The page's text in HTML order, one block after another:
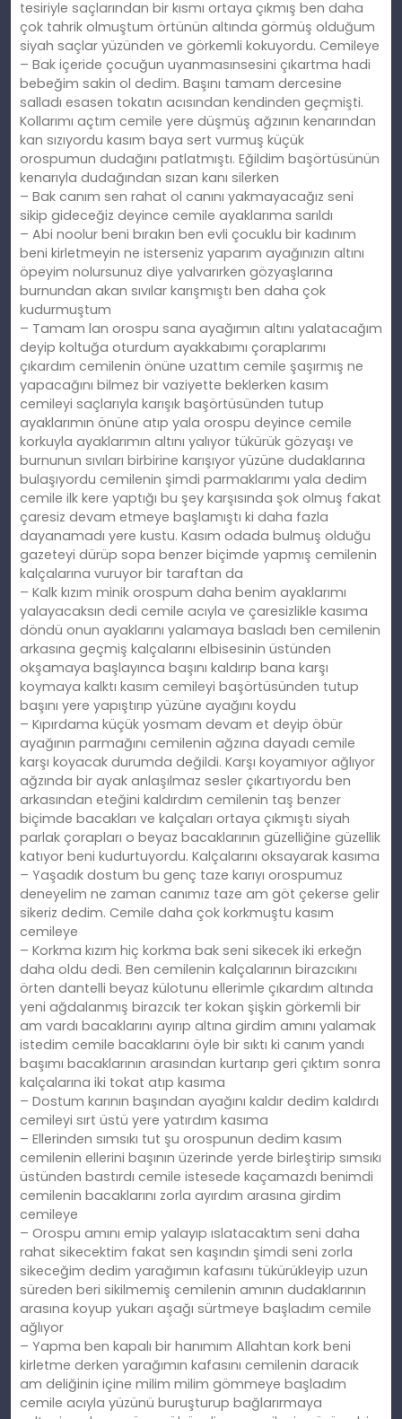
tesiriyle saçlarından bir kısmı ortaya çıkmış ben daha
çok tahrik olmuştum örtünün altında görmüş olduğum
siyah saçlar yüzünden ve görkemli kokuyordu. Cemileye
– Bak içeride çocuğun uyanmasınsesini çıkartma hadi
bebeğim sakin ol dedim. Başını tamam dercesine
salladı esasen tokatın acısından kendinden geçmişti.
Kollarımı açtım cemile yere düşmüş ağzının kenarından
kan sızıyordu kasım baya sert vurmuş küçük
orospumun dudağını patlatmıştı. Eğildim başörtüsünün
kenarıyla dudağından sızan kanı silerken
– Bak canım sen rahat ol canını yakmayacağız seni
sikip gideceğiz deyince cemile ayaklarıma sarıldı
– Abi noolur beni bırakın ben evli çocuklu bir kadınım
beni kirletmeyin ne isterseniz yaparım ayağınızın altını
öpeyim nolursunuz diye yalvarırken gözyaşlarına
burnundan akan sıvılar karışmıştı ben daha çok
kudurmuştum
– Tamam lan orospu sana ayağımın altını yalatacağım
deyip koltuğa oturdum ayakkabımı çoraplarımı
çıkardım cemilenin önüne uzattım cemile şaşırmış ne
yapacağını bilmez bir vaziyette beklerken kasım
cemileyi saçlarıyla karışık başörtüsünden tutup
ayaklarımın önüne atıp yala orospu deyince cemile
korkuyla ayaklarımın altını yalıyor tükürük gözyaşı ve
burnunun sıvıları birbirine karışıyor yüzüne dudaklarına
bulaşıyordu cemilenin şimdi parmaklarımı yala dedim
cemile ilk kere yaptığı bu şey karşısında şok olmuş fakat
çaresiz devam etmeye başlamıştı ki daha fazla
dayanamadı yere kustu. Kasım odada bulmuş olduğu
gazeteyi dürüp sopa benzer biçimde yapmış cemilenin
kalçalarına vuruyor bir taraftan da
– Kalk kızım minik orospum daha benim ayaklarımı
yalayacaksın dedi cemile acıyla ve çaresizlikle kasıma
döndü onun ayaklarını yalamaya basladı ben cemilenin
arkasına geçmiş kalçalarını elbisesinin üstünden
okşamaya başlayınca başını kaldırıp bana karşı
koymaya kalktı kasım cemileyi başörtüsünden tutup
başını yere yapıştırıp yüzüne ayağını koydu
– Kıpırdama küçük yosmam devam et deyip öbür
ayağının parmağını cemilenin ağzına dayadı cemile
karşı koyacak durumda değildi. Karşı koyamıyor ağlıyor
ağzında bir ayak anlaşılmaz sesler çıkartıyordu ben
arkasından eteğini kaldırdım cemilenin taş benzer
biçimde bacakları ve kalçaları ortaya çıkmıştı siyah
parlak çorapları o beyaz bacaklarının güzelliğine güzellik
katıyor beni kudurtuyordu. Kalçalarını oksayarak kasıma
– Yaşadık dostum bu genç taze karıyı orospumuz
deneyelim ne zaman canımız taze am göt çekerse gelir
sikeriz dedim. Cemile daha çok korkmuştu kasım
cemileye
– Korkma kızım hiç korkma bak seni sikecek iki erkeğn
daha oldu dedi. Ben cemilenin kalçalarının birazcıkını
örten dantelli beyaz külotunu ellerimle çıkardım altında
yeni ağdalanmış birazcık ter kokan şişkin görkemli bir
am vardı bacaklarını ayırıp altına girdim amını yalamak
istedim cemile bacaklarını öyle bir sıktı ki canım yandı
başımı bacaklarının arasından kurtarıp geri çıktım sonra
kalçalarına iki tokat atıp kasıma
– Dostum karının başından ayağını kaldır dedim kaldırdı
cemileyi sırt üstü yere yatırdım kasıma
– Ellerinden sımsıkı tut şu orospunun dedim kasım
cemilenin ellerini başının üzerinde yerde birleştirip sımsıkı
üstünden bastırdı cemile istesede kaçamazdı benimdi
cemilenin bacaklarını zorla ayırdım arasına girdim
cemileye
– Orospu amını emip yalayıp ıslatacaktım seni daha
rahat sikecektim fakat sen kaşındın şimdi seni zorla
sikeceğim dedim yarağımın kafasını tükürükleyip uzun
süreden beri sikilmemiş cemilenin amının dudaklarının
arasına koyup yukarı aşağı sürtmeye başladım cemile
ağlıyor
– Yapma ben kapalı bir hanımım Allahtan kork beni
kirletme derken yarağımın kafasını cemilenin daracık
am deliğinin içine milim milim gömmeye başladım
cemile acıyla yüzünü buruşturup bağlarırmaya